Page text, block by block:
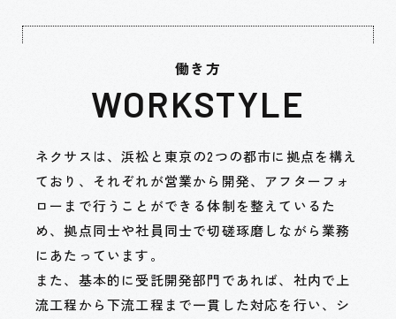
働き方
WORKSTYLE
ネクサスは、浜松と東京の2つの都市に拠点を構え
ており、それぞれが営業から開発、 アフターフォ
ローまで行うことができる体制を整えているた
め、拠点同士や社員同士で切磋琢磨しながら業務
にあたっています。
また、基本的に受託開発部門であれば、社内で上
流工程から下流工程まで一貫した対応を行い、 シ